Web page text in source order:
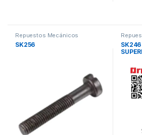
Repuestos Mecánicos
SK256
SK246